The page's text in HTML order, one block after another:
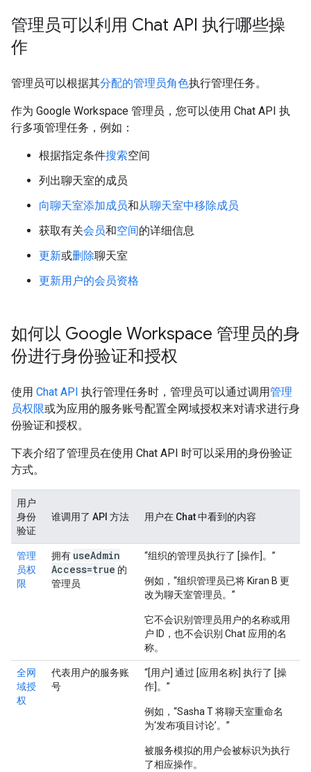
管理员可以利用 Chat API 执行哪些操
作
管理员可以根据其分配的管理员角色执行管理任务。
作为 Google Workspace 管理员，您可以使用 Chat API 执
行多项管理任务，例如：
根据指定条件搜索空间
列出聊天室的成员
向聊天室添加成员和从聊天室中移除成员
获取有关会员和空间的详细信息
更新或删除聊天室
更新用户的会员资格
如何以 Google Workspace 管理员的身
份进行身份验证和授权
使用 Chat API 执行管理任务时，管理员可以通过调用管理
员权限或为应用的服务账号配置全网域授权来对请求进行身
份验证和授权。
下表介绍了管理员在使用 Chat API 时可以采用的身份验证
方式。
用户
身份
验证
谁调用了 API 方法 用户在 Chat 中看到的内容
管理
员权
限
拥有 useAdmin
Access=true 的
管理员
“组织的管理员执行了 [操作]。”
例如，“组织管理员已将 Kiran B 更
改为聊天室管理员。”
它不会识别管理员用户的名称或用
户 ID，也不会识别 Chat 应用的名
称。
全网
域授
权
代表用户的服务账
号
“[用户] 通过 [应用名称] 执行了 [操
作]。”
例如，“Sasha T 将聊天室重命名
为‘发布项目讨论’。”
被服务模拟的用户会被标识为执行
了相应操作。